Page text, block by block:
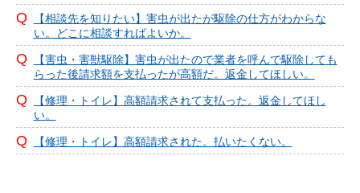
【相談先を知りたい】害虫が出たが駆除の仕方がわからな
い。どこに相談すればよいか。
【害虫・害獣駆除】害虫が出たので業者を呼んで駆除しても
らった後請求額を支払ったが高額だ。返金してほしい。
【修理・トイレ】高額請求されて支払った。返金してほし
い。
【修理・トイレ】高額請求された。払いたくない。